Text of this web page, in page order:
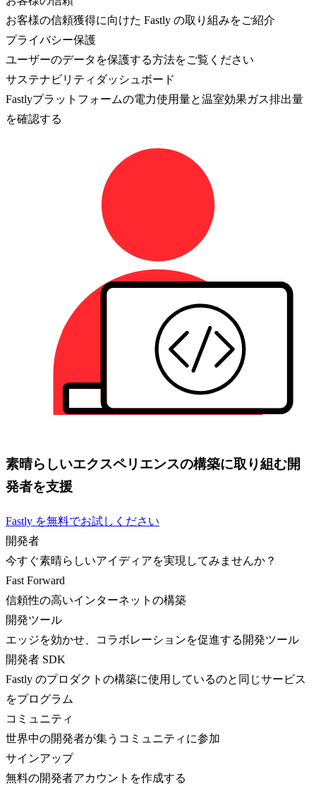
お客様の信頼獲得に向けた Fastly の取り組みをご紹介
プライバシー保護
ユーザーのデータを保護する方法をご覧ください
サステナビリティダッシュボード
Fastlyプラットフォームの電力使用量と温室効果ガス排出量
を確認する
素晴らしいエクスペリエンスの構築に取り組む開
発者を支援
Fastly を無料でお試しください
開発者
今すぐ素晴らしいアイディアを実現してみませんか？
Fast Forward
信頼性の高いインターネットの構築
開発ツール
エッジを効かせ、コラボレーションを促進する開発ツール
開発者 SDK
Fastly のプロダクトの構築に使用しているのと同じサービス
をプログラム
コミュニティ
世界中の開発者が集うコミュニティに参加
サインアップ
無料の開発者アカウントを作成する